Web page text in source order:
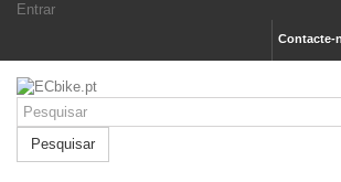
Entrar
Contacte-
Pesquisar